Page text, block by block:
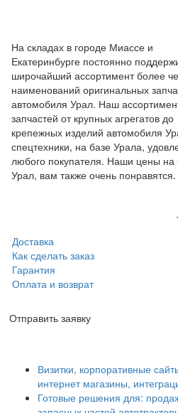
На складах в городе Миассе и
Екатеринбурге постоянно
широчайший ассортимент более
наименований оригинальных
автомобиля Урал. Наш
запчастей от крупных агрегатов до
крепежных изделий автомобиля
спецтехники, на базе Урала,
любого покупателя. Наши цены на
Урал, вам также очень понравятся.
Доставка
Как сделать заказ
Гарантия
Оплата и возврат
Отправить заявку
Визитки, корпоративные
интернет магазины,
Готовые решения для: